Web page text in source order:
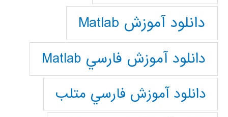
دانلود آموزش Matlab
دانلود آموزش فارسي Matlab
دانلود آموزش فارسي متلب